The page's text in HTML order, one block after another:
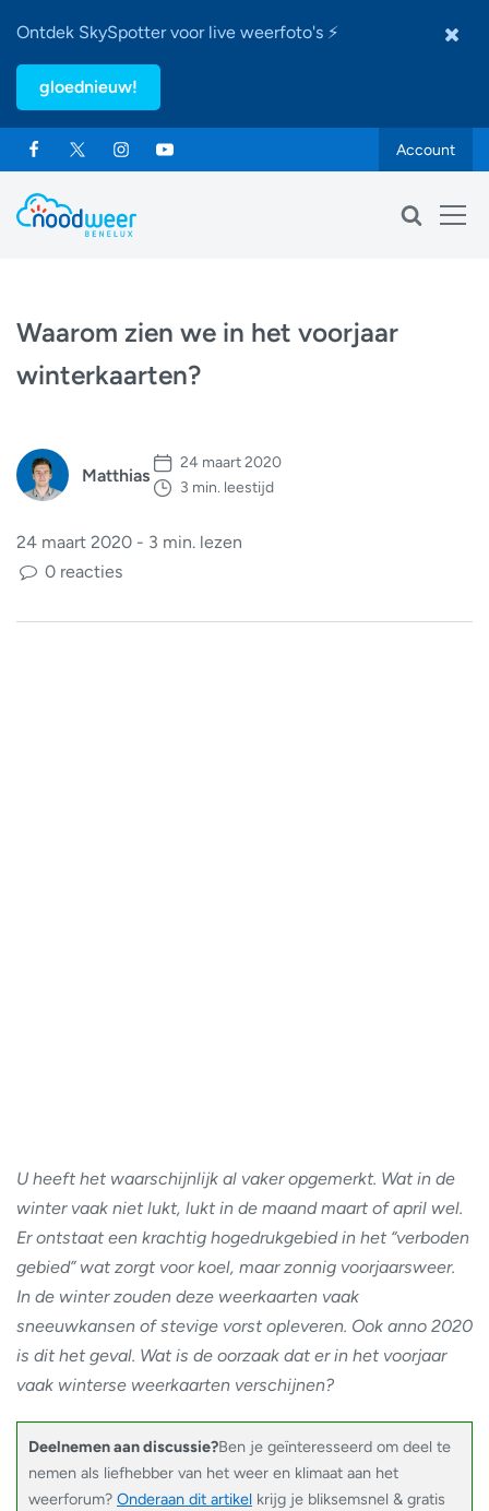
Ontdek SkySpotter voor live weerfoto's ⚡
gloednieuw!
Account
Waarom zien we in het voorjaar
winterkaarten?
Matthias
24 maart 2020
3 min. leestijd
24 maart 2020 - 3 min. lezen
0 reacties
U heeft het waarschijnlijk al vaker opgemerkt. Wat in de
winter vaak niet lukt, lukt in de maand maart of april wel.
Er ontstaat een krachtig hogedrukgebied in het “verboden
gebied” wat zorgt voor koel, maar zonnig voorjaarsweer.
In de winter zouden deze weerkaarten vaak
sneeuwkansen of stevige vorst opleveren. Ook anno 2020
is dit het geval. Wat is de oorzaak dat er in het voorjaar
vaak winterse weerkaarten verschijnen?
Deelnemen aan discussie?Ben je geïnteresseerd om deel te
nemen als liefhebber van het weer en klimaat aan het
weerforum? Onderaan dit artikel krijg je bliksemsnel & gratis